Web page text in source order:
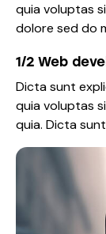
quia voluptas
dolore sed do
1/2 Web
Dicta sunt
quia voluptas
quia. Dicta